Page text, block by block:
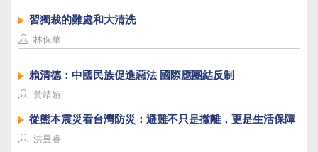
習獨裁的難處和大清洗
林保華
賴清德：中國民族促進惡法 國際應團結反制
黃靖媗
從熊本震災看台灣防災：避難不只是撤離，更是生活保障
洪昱睿